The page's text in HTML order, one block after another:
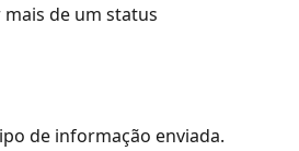
mais de um status
de informação enviada.